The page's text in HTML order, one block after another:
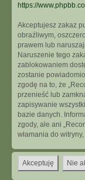
https://
Akceptujesz zakaz
obraźliwym,
prawem lub
Naruszenie tego
zablokowaniem
zostanie
zgodę na to, że
przenieść lub
zapisywanie
bazie danych.
zgody, ale ani
włamania do